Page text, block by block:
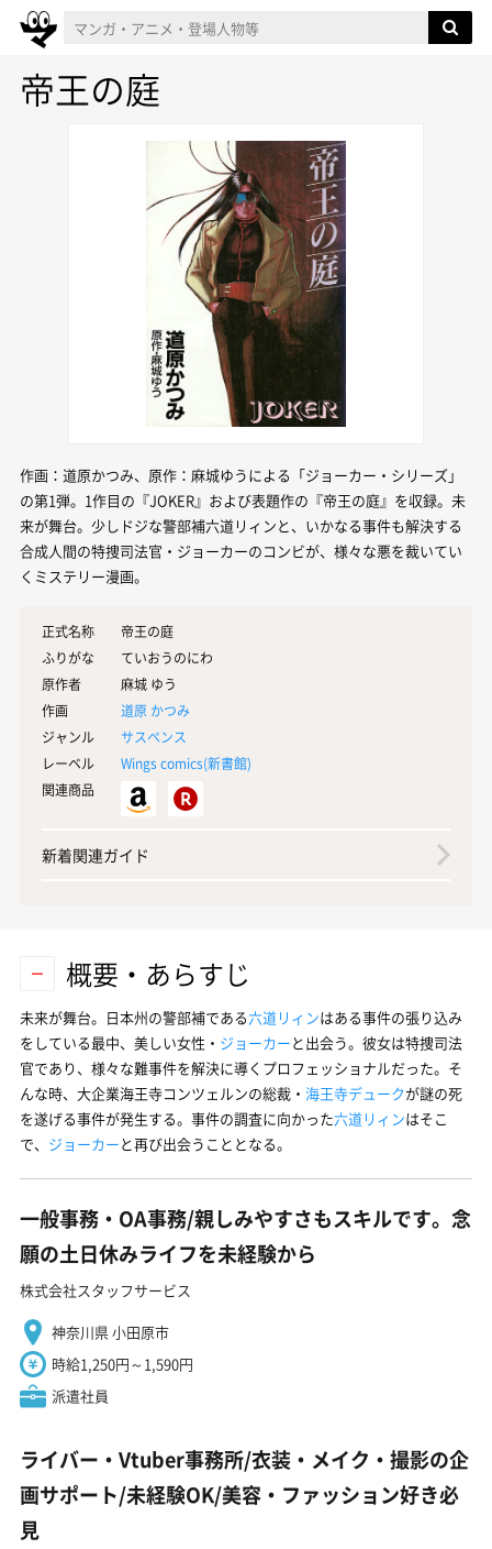
帝王の庭
作画：道原かつみ、原作：麻城ゆうによる「ジョーカー・シリーズ」
の第1弾。1作目の『JOKER』および表題作の『帝王の庭』を収録。未
来が舞台。少しドジな警部補六道リィンと、いかなる事件も解決する
合成人間の特捜司法官・ジョーカーのコンビが、様々な悪を裁いてい
くミステリー漫画。
正式名称
帝王の庭
ふりがな
ていおうのにわ
原作者
麻城 ゆう
作画
道原 かつみ
ジャンル
サスペンス
レーベル
Wings comics(新書館)
関連商品
新着関連ガイド
概要・あらすじ
未来が舞台。日本州の警部補である六道リィンはある事件の張り込み
をしている最中、美しい女性・ ジョーカーと出会う。彼女は特捜司法
官であり、様々な難事件を解決に導くプロフェッショナルだった。そ
んな時、大企業海王寺コンツェルンの総裁・ 海王寺デュークが謎の死
を遂げる事件が発生する。事件の調査に向かった六道リィンはそこ
で、 ジョーカーと再び出会うこととなる。
一般事務・OA事務/親しみやすさもスキルです。念
願の土日休みライフを未経験から
株式会社スタッフサービス
神奈川県 小田原市
時給1,250円～1,590円
派遣社員
ライバー・Vtuber事務所/衣装・メイク・撮影の企
画サポート/未経験OK/美容・ファッション好き必
見